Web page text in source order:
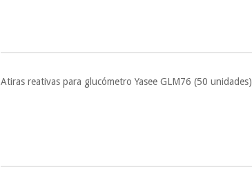
Atiras reativas para glucómetro Yasee GLM76 (50 unidades)